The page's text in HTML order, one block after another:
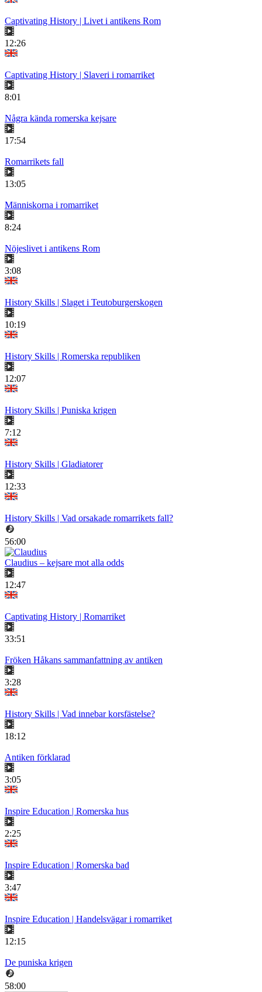
Captivating History | Livet i antikens Rom
12:26
Captivating History | Slaveri i romarriket
8:01
Några kända romerska kejsare
17:54
Romarrikets fall
13:05
Människorna i romarriket
8:24
Nöjeslivet i antikens Rom
3:08
History Skills | Slaget i Teutoburgerskogen
10:19
History Skills | Romerska republiken
12:07
History Skills | Puniska krigen
7:12
History Skills | Gladiatorer
12:33
History Skills | Vad orsakade romarrikets fall?
56:00
Claudius – kejsare mot alla odds
12:47
Captivating History | Romarriket
33:51
Fröken Håkans sammanfattning av antiken
3:28
History Skills | Vad innebar korsfästelse?
18:12
Antiken förklarad
3:05
Inspire Education | Romerska hus
2:25
Inspire Education | Romerska bad
3:47
Inspire Education | Handelsvägar i romarriket
12:15
De puniska krigen
58:00